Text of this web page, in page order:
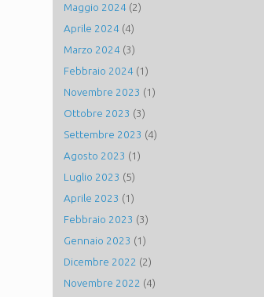
Maggio 2024 (2)
Aprile 2024 (4)
Marzo 2024 (3)
Febbraio 2024 (1)
Novembre 2023 (1)
Ottobre 2023 (3)
Settembre 2023 (4)
Agosto 2023 (1)
Luglio 2023 (5)
Aprile 2023 (1)
Febbraio 2023 (3)
Gennaio 2023 (1)
Dicembre 2022 (2)
Novembre 2022 (4)